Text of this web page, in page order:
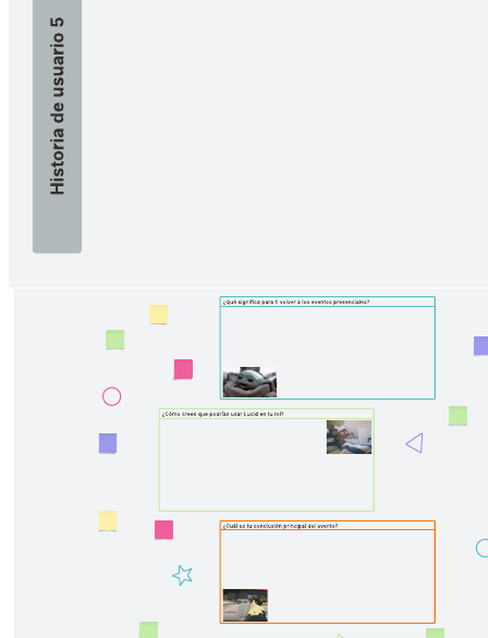
en equipo y reflejar los principios clave de la metodología ágil para
una entrega eficiente.
Plantillas relacionadas